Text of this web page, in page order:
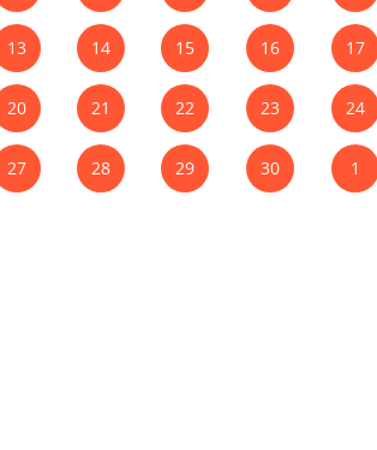
13 14 15 16 17
20 21 22 23 24
27 28 29 30 1